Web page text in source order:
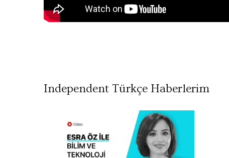
Independent Türkçe Haberlerim